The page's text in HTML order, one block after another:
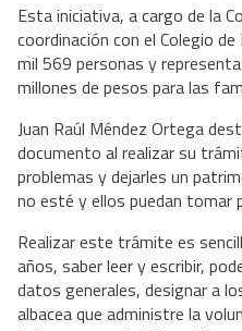
Esta iniciativa, a cargo de la
coordinación con el Colegio
mil 569 personas y
millones de pesos para las
Juan Raúl Méndez Ortega
documento al realizar su
problemas y dejarles un
no esté y ellos puedan tomar
Realizar este trámite es
años, saber leer y escribir,
datos generales, designar a
albacea que administre la